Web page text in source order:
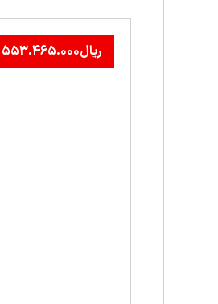
ریال۵۵۳.۴۶۵.۰۰۰